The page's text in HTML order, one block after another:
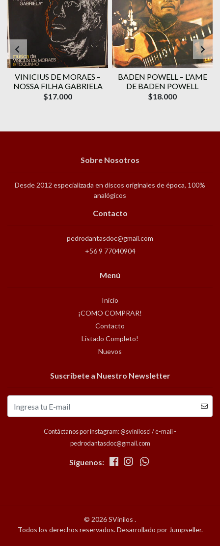
VINICIUS DE MORAES ‎–
NOSSA FILHA GABRIELA
$17.000
BADEN POWELL ‎– L'AME
DE BADEN POWELL
$18.000
Sobre Nosotros
Desde 2012 especializada en discos originales de época, 100%
analógicos
Contacto
pedrodantasdoc@gmail.com
+56 9 77040904
Menú
Inicio
¡COMO COMPRAR!
Contacto
Listado Completo!
Nuevos
Suscríbete a Nuestro Newsletter
Contáctanos por instagram: @sviniloscl / e-mail -
pedrodantasdoc@gmail.com
Síguenos:
© 2026 SVinilos .
Todos los derechos reservados.Desarrollado por Jumpseller.